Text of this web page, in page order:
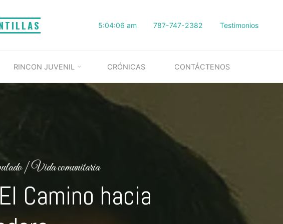
5:04:08 am 787-747-2382 Testimonios
RINCON JUVENIL CRÓNICAS CONTÁCTENOS
|Vida comunitaria
Camino hacia